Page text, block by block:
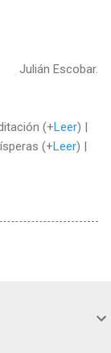
Julián Escobar.
(+Leer) |
(+Leer) |